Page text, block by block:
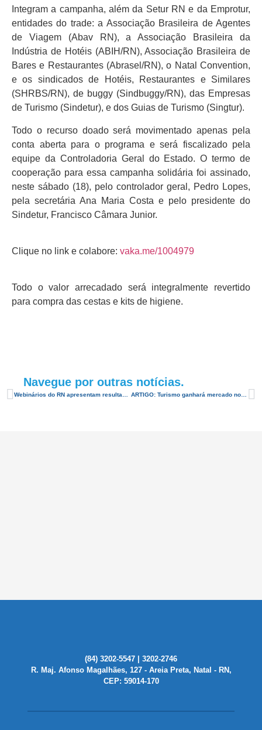
Integram a campanha, além da Setur RN e da Emprotur,
entidades do trade: a Associação Brasileira de Agentes
de Viagem (Abav RN), a Associação Brasileira da
Indústria de Hotéis (ABIH/RN), Associação Brasileira de
Bares e Restaurantes (Abrasel/RN), o Natal Convention,
e os sindicados de Hotéis, Restaurantes e Similares
(SHRBS/RN), de buggy (Sindbuggy/RN), das Empresas
de Turismo (Sindetur), e dos Guias de Turismo (Singtur).
Todo o recurso doado será movimentado apenas pela
conta aberta para o programa e será fiscalizado pela
equipe da Controladoria Geral do Estado. O termo de
cooperação para essa campanha solidária foi assinado,
neste sábado (18), pelo controlador geral, Pedro Lopes,
pela secretária Ana Maria Costa e pelo presidente do
Sindetur, Francisco Câmara Junior.
Clique no link e colabore: vaka.me/1004979
Todo o valor arrecadado será integralmente revertido
para compra das cestas e kits de higiene.
Navegue por outras notícias.
Webinários do RN apresentam resultados de pesquisas regional e nacional ARTIGO: Turismo ganhará mercado no pós-crise, mas não será reinventado
(84) 3202-5547 | 3202-2746
R. Maj. Afonso Magalhães, 127 - Areia Preta, Natal - RN,
CEP: 59014-170